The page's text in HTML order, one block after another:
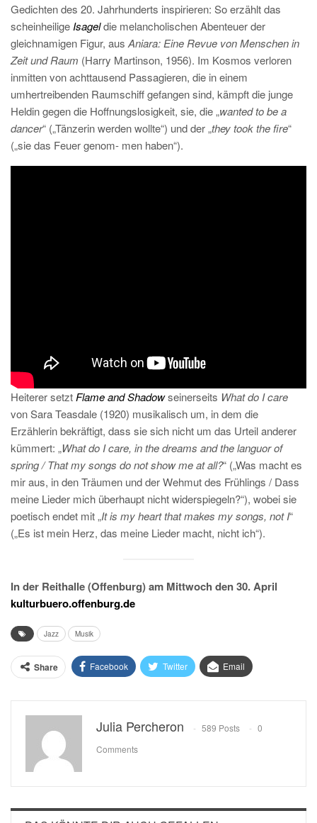
Gedichten des 20. Jahrhunderts inspirieren: So erzählt das
scheinheilige Isageldie melancholischen Abenteuer der
gleichnamigen Figur, aus Aniara: Eine Revue von Menschen in
Zeit und Raum (Harry Martinson, 1956). Im Kosmos verloren
inmitten von achttausend Passagieren, die in einem
umhertreibenden Raumschiff gefangen sind, kämpft die junge
Heldin gegen die Hoffnungslosigkeit, sie, die „wanted to be a
dancer“ („Tänzerin werden wollte“) und der „they took the fire“
(„sie das Feuer genom- men haben“).
Heiterer setzt Flame and Shadowseinerseits What do I care
von Sara Teasdale (1920) musikalisch um, in dem die
Erzählerin bekräftigt, dass sie sich nicht um das Urteil anderer
kümmert: „What do I care, in the dreams and the languor of
spring / That my songs do not show me at all?“ („Was macht es
mir aus, in den Träumen und der Wehmut des Frühlings / Dass
meine Lieder mich überhaupt nicht widerspiegeln?“), wobei sie
poetisch endet mit „It is my heart that makes my songs, not I“
(„Es ist mein Herz, das meine Lieder macht, nicht ich“).
In der Reithalle (Offenburg) am Mittwoch den 30. April
kulturbuero.offenburg.de
Jazz Musik
Share Facebook Twitter Email
Julia Percheron 589 Posts
0
Comments